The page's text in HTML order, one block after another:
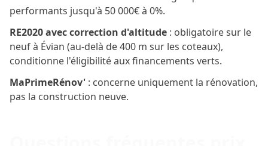
performants jusqu'à 50 000€ à 0%.
RE2020 avec correction d'altitude : obligatoire sur le
neuf à Évian (au-delà de 400 m sur les coteaux),
conditionne l'éligibilité aux financements verts.
MaPrimeRénov' : concerne uniquement la rénovation,
pas la construction neuve.